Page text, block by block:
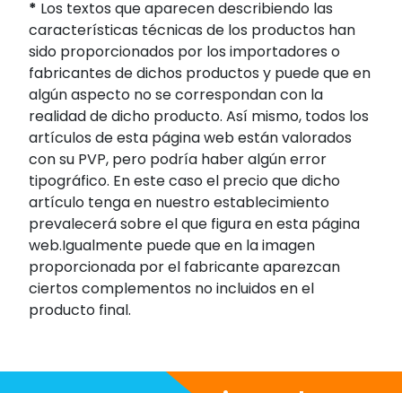
* Los textos que aparecen describiendo las
características técnicas de los productos han
sido proporcionados por los importadores o
fabricantes de dichos productos y puede que en
algún aspecto no se correspondan con la
realidad de dicho producto. Así mismo, todos los
artículos de esta página web están valorados
con su PVP, pero podría haber algún error
tipográfico. En este caso el precio que dicho
artículo tenga en nuestro establecimiento
prevalecerá sobre el que figura en esta página
web.Igualmente puede que en la imagen
proporcionada por el fabricante aparezcan
ciertos complementos no incluidos en el
producto final.